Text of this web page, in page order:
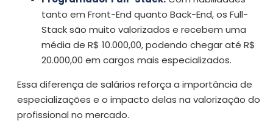
tanto em Front-End quanto Back-End, os Full-
Stack são muito valorizados e recebem uma
média de R$ 10.000,00, podendo chegar até R$
20.000,00 em cargos mais especializados.
Essa diferença de salários reforça a importância de
especializações e o impacto delas na valorização do
profissional no mercado.